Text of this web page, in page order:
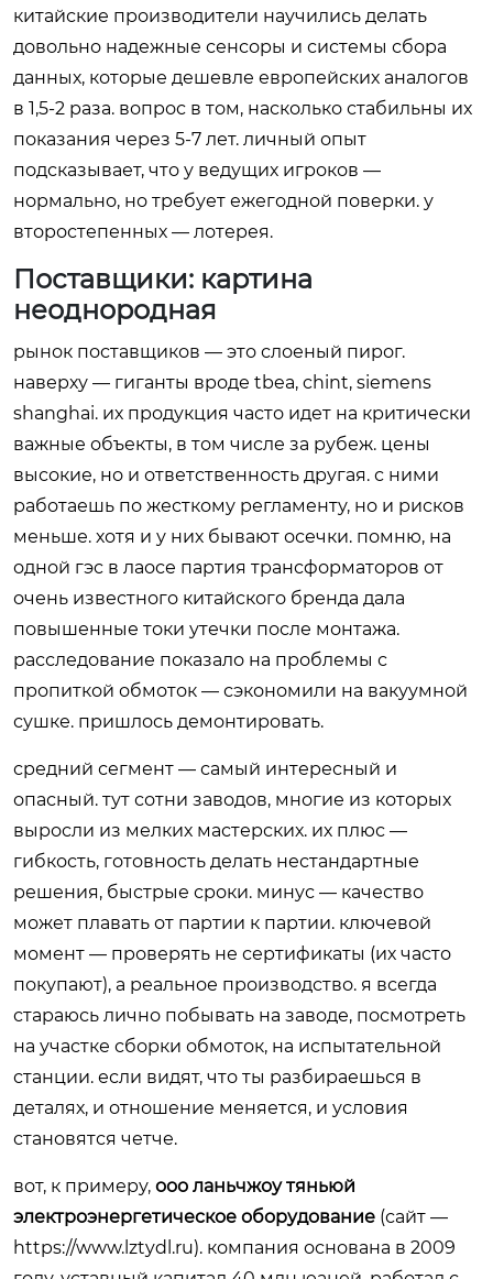
китайские производители научились делать
довольно надежные сенсоры и системы сбора
данных, которые дешевле европейских аналогов
в 1,5-2 раза. вопрос в том, насколько стабильны их
показания через 5-7 лет. личный опыт
подсказывает, что у ведущих игроков —
нормально, но требует ежегодной поверки. у
второстепенных — лотерея.
Поставщики: картина
неоднородная
рынок поставщиков — это слоеный пирог.
наверху — гиганты вроде tbea, chint, siemens
shanghai. их продукция часто идет на критически
важные объекты, в том числе за рубеж. цены
высокие, но и ответственность другая. с ними
работаешь по жесткому регламенту, но и рисков
меньше. хотя и у них бывают осечки. помню, на
одной гэс в лаосе партия трансформаторов от
очень известного китайского бренда дала
повышенные токи утечки после монтажа.
расследование показало на проблемы с
пропиткой обмоток — сэкономили на вакуумной
сушке. пришлось демонтировать.
средний сегмент — самый интересный и
опасный. тут сотни заводов, многие из которых
выросли из мелких мастерских. их плюс —
гибкость, готовность делать нестандартные
решения, быстрые сроки. минус — качество
может плавать от партии к партии. ключевой
момент — проверять не сертификаты (их часто
покупают), а реальное производство. я всегда
стараюсь лично побывать на заводе, посмотреть
на участке сборки обмоток, на испытательной
станции. если видят, что ты разбираешься в
деталях, и отношение меняется, и условия
становятся четче.
вот, к примеру, ооо ланьчжоу тяньюй
электроэнергетическое оборудование (сайт —
https://www.lztydl.ru). компания основана в 2009